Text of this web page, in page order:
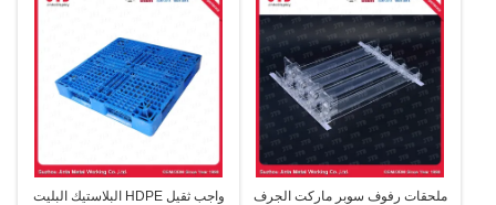
ملحقات رفوف سوبر ماركت الجرف
واجب ثقيل HDPE البلاستيك البليت